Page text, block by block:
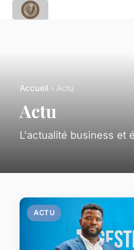
Accueil › Actu
Actu
L'actualité business et
ACTU